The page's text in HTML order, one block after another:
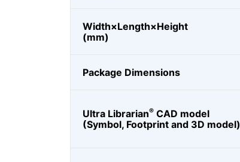
Width×Length×Height
(mm)
Package Dimensions
Ultra Librarian® CAD model
(Symbol, Footprint and 3D model)